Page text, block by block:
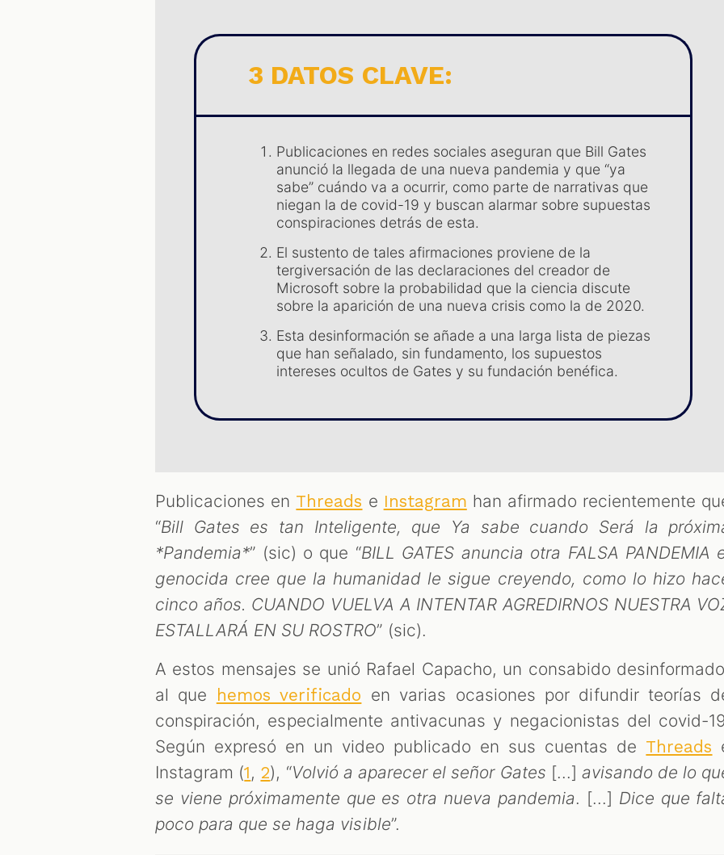
3 DATOS CLAVE:
Publicaciones en redes sociales aseguran que Bill Gates
anunció la llegada de una nueva pandemia y que “ya
sabe” cuándo va a ocurrir, como parte de narrativas que
niegan la de covid-19 y buscan alarmar sobre supuestas
conspiraciones detrás de esta.
El sustento de tales afirmaciones proviene de la
tergiversación de las declaraciones del creador de
Microsoft sobre la probabilidad que la ciencia discute
sobre la aparición de una nueva crisis como la de 2020.
Esta desinformación se añade a una larga lista de piezas
que han señalado, sin fundamento, los supuestos
intereses ocultos de Gates y su fundación benéfica.
Publicaciones en Threads e Instagram han afirmado recientemente
“Bill Gates es tan Inteligente, que Ya sabe cuando Será la
*Pandemia*” (sic) o que “BILL GATES anuncia otra FALSA PANDEMIA
genocida cree que la humanidad le sigue creyendo, como lo hizo
cinco años. CUANDO VUELVA A INTENTAR AGREDIRNOS NUESTRA
ESTALLARÁ EN SU ROSTRO” (sic).
A estos mensajes se unió Rafael Capacho, un consabido
al que
hemos verificado en varias ocasiones por difundir teorías
conspiración, especialmente antivacunas y negacionistas del covid-
Según expresó en un video publicado en sus cuentas de Threads
Instagram (1, 2), “Volvió a aparecer el señor Gates [...] avisando de lo
se viene próximamente que es otra nueva pandemia. [...] Dice que
poco para que se haga visible”.